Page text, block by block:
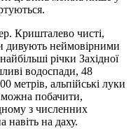
Кришталево чисті,
дивують неймовірними
річки Західної
водоспади, 48
метрів, альпійські луки
побачити,
з численних
навіть на даху.